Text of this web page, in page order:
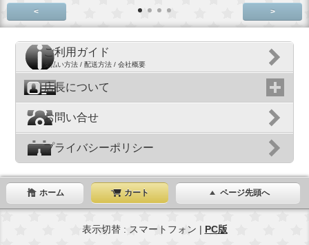
< >
ご利用ガイド
支払い方法 / 配送方法 / 会社概要
店長について
お問い合せ
プライバシーポリシー
ホーム カート ページ先頭へ
表示切替 : スマートフォン | PC版